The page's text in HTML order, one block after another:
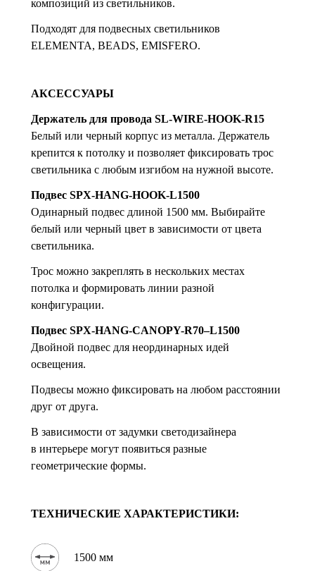
композиций из светильников.
Подходят для подвесных светильников
ELEMENTA, BEADS, EMISFERО.
АКСЕССУАРЫ
Держатель для провода SL-WIRE-HOOK-R15
Белый или черный корпус из металла. Держатель
крепится к потолку и позволяет фиксировать трос
светильника с любым изгибом на нужной высоте.
Подвес SPX-HANG-HOOK-L1500
Одинарный подвес длиной 1500 мм. Выбирайте
белый или черный цвет в зависимости от цвета
светильника.
Трос можно закреплять в нескольких местах
потолка и формировать линии разной
конфигурации.
Подвес SPX-HANG-CANOPY-R70–L1500
Двойной подвес для неординарных идей
освещения.
Подвесы можно фиксировать на любом расстоянии
друг от друга.
В зависимости от задумки светодизайнера
в интерьере могут появиться разные
геометрические формы.
ТЕХНИЧЕСКИЕ ХАРАКТЕРИСТИКИ:
1500 мм